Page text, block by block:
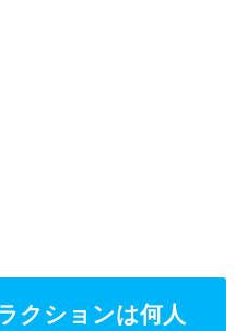
クションは何人